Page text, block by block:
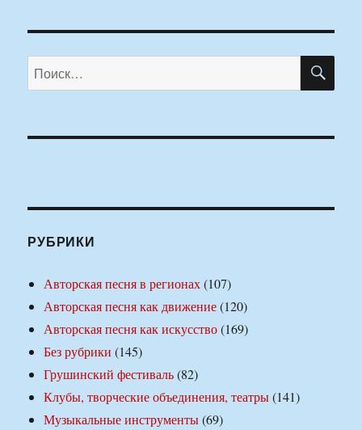
Искать:
РУБРИКИ
Авторская песня в регионах(107)
Авторская песня как движение(120)
Авторская песня как искусство(169)
Без рубрики (145)
Грушинский фестиваль(82)
Клубы, творческие объединения, театры(141)
Музыкальные инструменты(69)